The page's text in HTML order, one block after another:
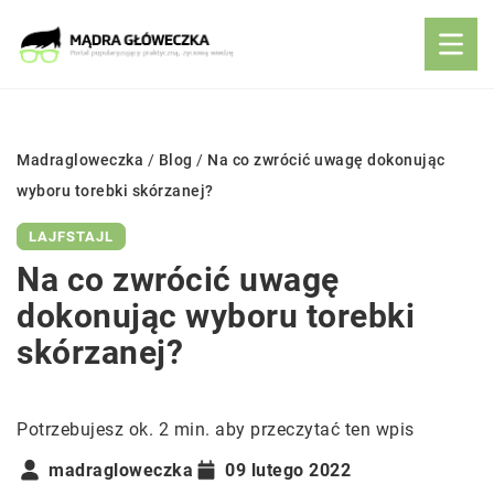
Madragloweczka / Blog / Na co zwrócić uwagę dokonując
wyboru torebki skórzanej?
LAJFSTAJL
Na co zwrócić uwagę
dokonując wyboru torebki
skórzanej?
Potrzebujesz ok. 2 min. aby przeczytać ten wpis
madragloweczka
09 lutego 2022